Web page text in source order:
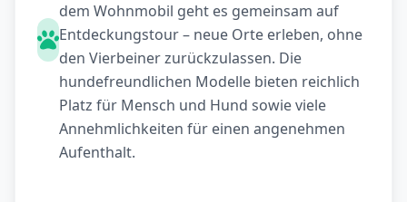
dem Wohnmobil geht es gemeinsam auf
Entdeckungstour – neue Orte erleben, ohne
den Vierbeiner zurückzulassen. Die
hundefreundlichen Modelle bieten reichlich
Platz für Mensch und Hund sowie viele
Annehmlichkeiten für einen angenehmen
Aufenthalt.